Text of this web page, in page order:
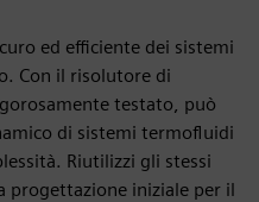
ed efficiente dei sistemi
Con il risolutore di
testato, può
di sistemi termofluidi
Riutilizzi gli stessi
progettazione iniziale per il